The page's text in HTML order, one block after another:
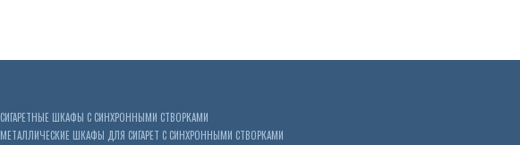
СИГАРЕТНЫЕ ШКАФЫ С СИНХРОННЫМИ СТВОРКАМИ
МЕТАЛЛИЧЕСКИЕ ШКАФЫ ДЛЯ СИГАРЕТ С СИНХРОННЫМИ СТВОРКАМИ